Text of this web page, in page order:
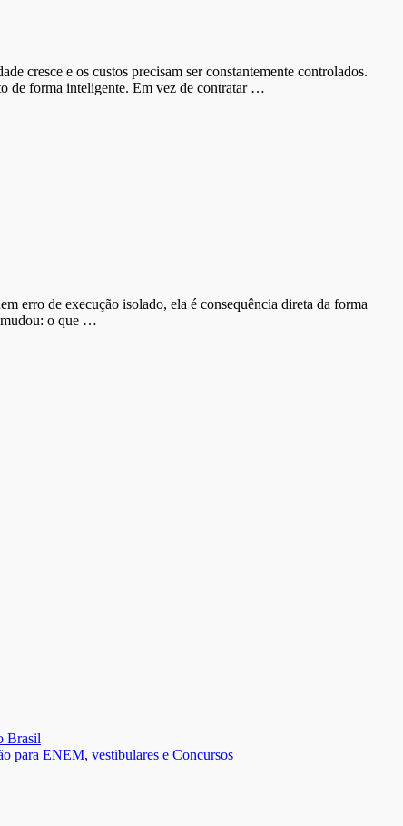
cresce e os custos precisam ser constantemente controlados.
de forma inteligente. Em vez de contratar …
erro de execução isolado, ela é consequência direta da forma
mudou: o que …
Brasil
para ENEM, vestibulares e Concursos